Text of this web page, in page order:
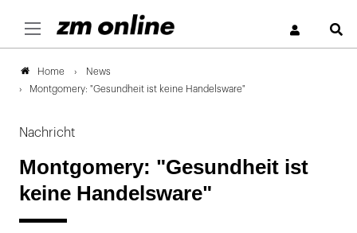
Home
News
Montgomery: "Gesundheit ist keine Handelsware"
Nachricht
Montgomery: "Gesundheit ist
keine Handelsware"